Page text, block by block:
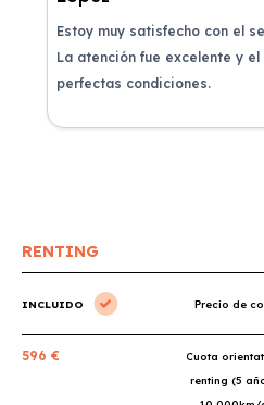
Estoy muy satisfecho con el
La atención fue excelente y el
perfectas condiciones.
RENTING
INCLUIDO Precio de
596 €
Cuota
renting (5